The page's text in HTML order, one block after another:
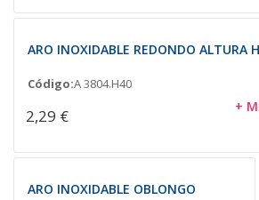
ARO INOXIDABLE REDONDO ALTURA
Código:A 3804.H40
2,29 € +
ARO INOXIDABLE OBLONGO